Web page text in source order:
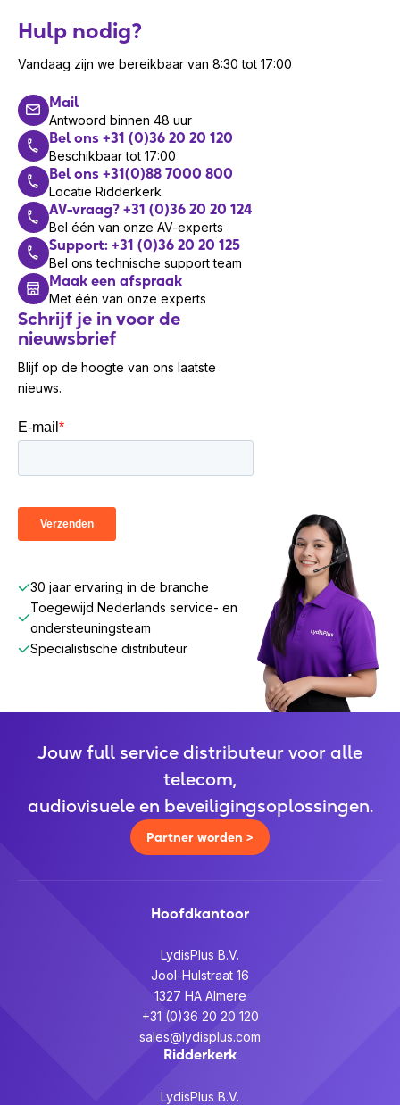
Hulp nodig?
Vandaag zijn we bereikbaar van 8:30 tot 17:00
Mail
Antwoord binnen 48 uur
Bel ons +31 (0)36 20 20 120
Beschikbaar tot 17:00
Bel ons +31(0)88 7000 800
Locatie Ridderkerk
AV-vraag? +31 (0)36 20 20 124
Bel één van onze AV-experts
Support: +31 (0)36 20 20 125
Bel ons technische support team
Maak een afspraak
Met één van onze experts
Schrijf je in voor de
nieuwsbrief
Blijf op de hoogte van ons laatste
nieuws.
30 jaar ervaring in de branche
Toegewijd Nederlands service- en
ondersteuningsteam
Specialistische distributeur
Jouw full service distributeur voor alle
telecom,
audiovisuele en beveiligingsoplossingen.
Partner worden >
Hoofdkantoor
LydisPlus B.V.
Jool-Hulstraat 16
1327 HA Almere
+31 (0)36 20 20 120
sales@lydisplus.com
Ridderkerk
LydisPlus B.V.